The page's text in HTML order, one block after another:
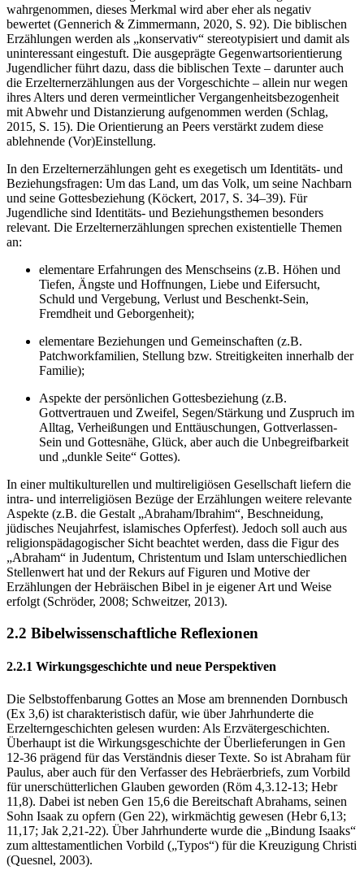
wahrgenommen, dieses Merkmal wird aber eher als negativ
bewertet (Gennerich & Zimmermann, 2020, S. 92). Die biblischen
Erzählungen werden als „konservativ“ stereotypisiert und damit als
uninteressant eingestuft. Die ausgeprägte Gegenwartsorientierung
Jugendlicher führt dazu, dass die biblischen Texte – darunter auch
die Erzelternerzählungen aus der Vorgeschichte – allein nur wegen
ihres Alters und deren vermeintlicher Vergangenheitsbezogenheit
mit Abwehr und Distanzierung aufgenommen werden (Schlag,
2015, S. 15). Die Orientierung an Peers verstärkt zudem diese
ablehnende (Vor)Einstellung.
In den Erzelternerzählungen geht es exegetisch um Identitäts- und
Beziehungsfragen: Um das Land, um das Volk, um seine Nachbarn
und seine Gottesbeziehung (Köckert, 2017, S. 34–39). Für
Jugendliche sind Identitäts- und Beziehungsthemen besonders
relevant. Die Erzelternerzählungen sprechen existentielle Themen
an:
elementare Erfahrungen des Menschseins (z.B. Höhen und
Tiefen, Ängste und Hoffnungen, Liebe und Eifersucht,
Schuld und Vergebung, Verlust und Beschenkt-Sein,
Fremdheit und Geborgenheit);
elementare Beziehungen und Gemeinschaften (z.B.
Patchworkfamilien, Stellung bzw. Streitigkeiten innerhalb der
Familie);
Aspekte der persönlichen Gottesbeziehung (z.B.
Gottvertrauen und Zweifel, Segen/Stärkung und Zuspruch im
Alltag, Verheißungen und Enttäuschungen, Gottverlassen-
Sein und Gottesnähe, Glück, aber auch die Unbegreifbarkeit
und „dunkle Seite“ Gottes).
In einer multikulturellen und multireligiösen Gesellschaft liefern die
intra- und interreligiösen Bezüge der Erzählungen weitere relevante
Aspekte (z.B. die Gestalt „Abraham/Ibrahim“, Beschneidung,
jüdisches Neujahrfest, islamisches Opferfest). Jedoch soll auch aus
religionspädagogischer Sicht beachtet werden, dass die Figur des
„Abraham“ in Judentum, Christentum und Islam unterschiedlichen
Stellenwert hat und der Rekurs auf Figuren und Motive der
Erzählungen der Hebräischen Bibel in je eigener Art und Weise
erfolgt (Schröder, 2008; Schweitzer, 2013).
2.2 Bibelwissenschaftliche Reflexionen
2.2.1 Wirkungsgeschichte und neue Perspektiven
Die Selbstoffenbarung Gottes an Mose am brennenden Dornbusch
(Ex 3,6) ist charakteristisch dafür, wie über Jahrhunderte die
Erzelterngeschichten gelesen wurden: Als Erzvätergeschichten.
Überhaupt ist die Wirkungsgeschichte der Überlieferungen in Gen
12-36 prägend für das Verständnis dieser Texte. So ist Abraham für
Paulus, aber auch für den Verfasser des Hebräerbriefs, zum Vorbild
für unerschütterlichen Glauben geworden (Röm 4,3.12-13; Hebr
11,8). Dabei ist neben Gen 15,6 die Bereitschaft Abrahams, seinen
Sohn Isaak zu opfern (Gen 22), wirkmächtig gewesen (Hebr 6,13;
11,17; Jak 2,21-22). Über Jahrhunderte wurde die „Bindung Isaaks“
zum alttestamentlichen Vorbild („Typos“) für die Kreuzigung Christi
(Quesnel, 2003).